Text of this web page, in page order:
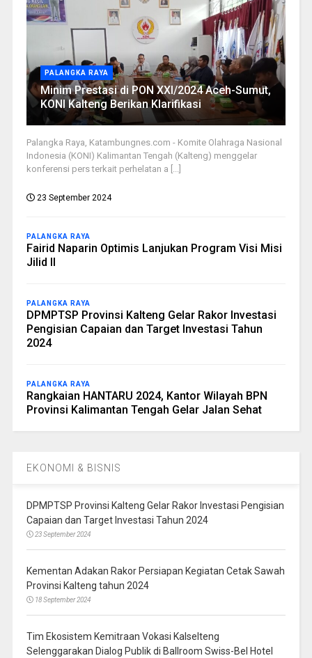
PALANGKA RAYA
Minim Prestasi di PON XXI/2024 Aceh-Sumut,
KONI Kalteng Berikan Klarifikasi
Palangka Raya, Katambungnes.com - Komite Olahraga Nasional
Indonesia (KONI) Kalimantan Tengah (Kalteng) menggelar
konferensi pers terkait perhelatan a [...]
23 September 2024
PALANGKA RAYA
Fairid Naparin Optimis Lanjukan Program Visi Misi
Jilid II
PALANGKA RAYA
DPMPTSP Provinsi Kalteng Gelar Rakor Investasi
Pengisian Capaian dan Target Investasi Tahun
2024
PALANGKA RAYA
Rangkaian HANTARU 2024, Kantor Wilayah BPN
Provinsi Kalimantan Tengah Gelar Jalan Sehat
EKONOMI & BISNIS
DPMPTSP Provinsi Kalteng Gelar Rakor Investasi Pengisian
Capaian dan Target Investasi Tahun 2024
23 September 2024
Kementan Adakan Rakor Persiapan Kegiatan Cetak Sawah
Provinsi Kalteng tahun 2024
18 September 2024
Tim Ekosistem Kemitraan Vokasi Kalselteng
Selenggarakan Dialog Publik di Ballroom Swiss-Bel Hotel